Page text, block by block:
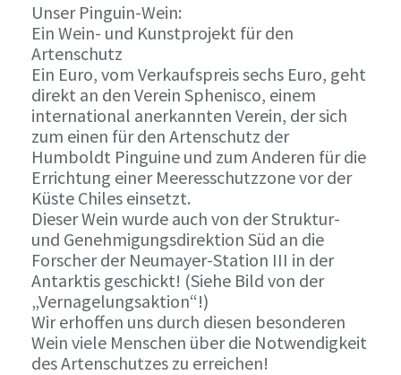
Unser Pinguin-Wein:
Ein Wein- und Kunstprojekt für den
Artenschutz
Ein Euro, vom Verkaufspreis sechs Euro, geht
direkt an den Verein Sphenisco, einem
international anerkannten Verein, der sich
zum einen für den Artenschutz der
Humboldt Pinguine und zum Anderen für die
Errichtung einer Meeresschutzzone vor der
Küste Chiles einsetzt.
Dieser Wein wurde auch von der Struktur-
und Genehmigungsdirektion Süd an die
Forscher der Neumayer-Station III in der
Antarktis geschickt! (Siehe Bild von der
„Vernagelungsaktion“!)
Wir erhoffen uns durch diesen besonderen
Wein viele Menschen über die Notwendigkeit
des Artenschutzes zu erreichen!